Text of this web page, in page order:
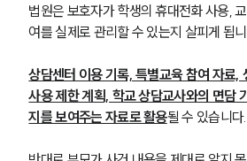
법원은 보호자가 학생의 휴대전화 사용,
여를 실제로 관리할 수 있는지 살피게 됩
상담센터 이용 기록, 특별교육 참여 자료,
사용 제한 계획, 학교 상담교사와의 면담
지를 보여주는 자료로 활용될 수 있습니다.